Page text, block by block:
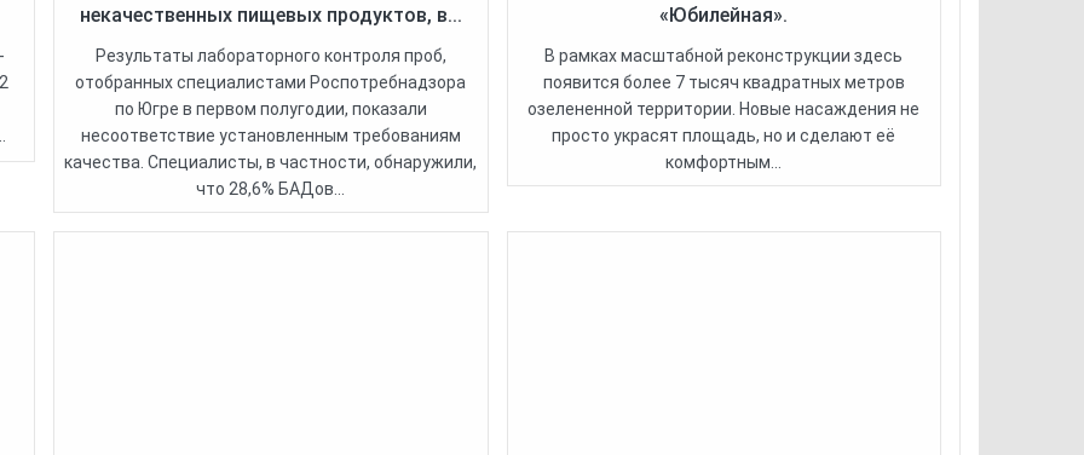
некачественных пищевых продуктов, в...
Результаты лабораторного контроля проб,
отобранных специалистами Роспотребнадзора
по Югре в первом полугодии, показали
несоответствие установленным требованиям
качества. Специалисты, в частности, обнаружили,
что 28,6% БАДов...
«Юбилейная».
В рамках масштабной реконструкции здесь
появится более 7 тысяч квадратных метров
озелененной территории. Новые насаждения не
просто украсят площадь, но и сделают её
комфортным...